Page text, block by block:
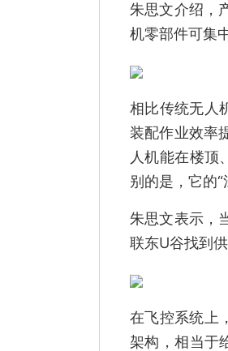
朱思文介绍，
机零部件可集
相比传统无人
装配作业效率
人机能在楼顶
别的是，它的“
朱思文表示，
联东U谷找到
在飞控系统上
架构，相当于